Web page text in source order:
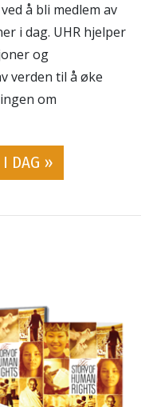
å bli medlem av
i dag. UHR hjelper
og
verden til å øke
om
DAG »